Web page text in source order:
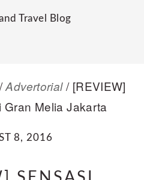
Travel Blog
/ Advertorial /[REVIEW]
Melia Jakarta
8, 2016